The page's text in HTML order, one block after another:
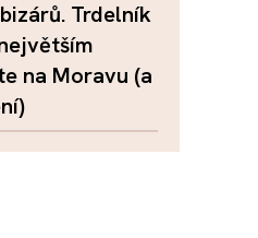
Trdelník
na Moravu (a